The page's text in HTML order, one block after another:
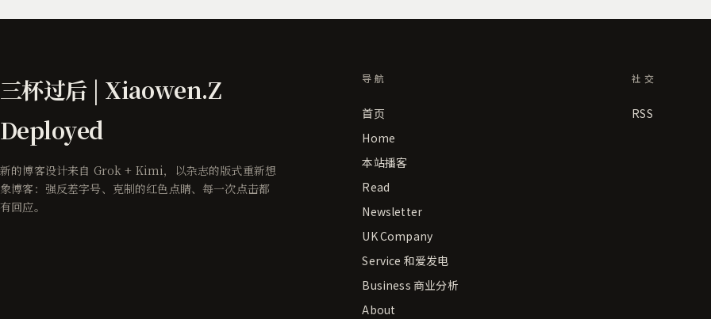
三杯过后 | Xiaowen.Z
Deployed
新的博客设计来自 Grok + Kimi，以杂志的版式重新想
象博客：强反差字号、克制的红色点睛、每一次点击都
有回应。
导航
首页
Home
本站播客
Read
Newsletter
UK Company
Service 和爱发电
Business 商业分析
About
社交
RSS